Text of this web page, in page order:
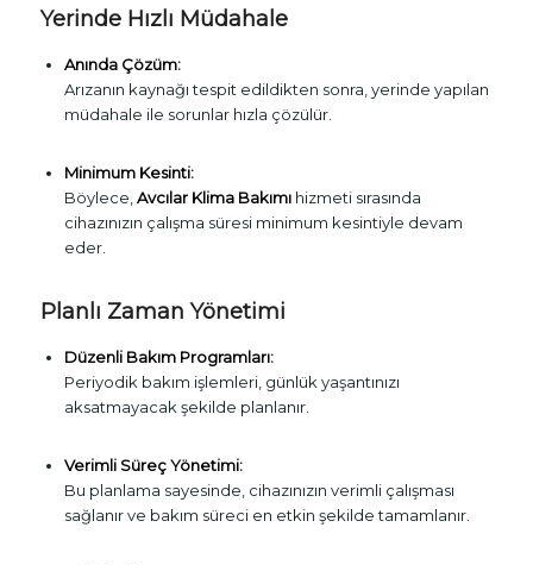
Yerinde Hızlı Müdahale
Anında Çözüm:
Arızanın kaynağı tespit edildikten sonra, yerinde yapılan
müdahale ile sorunlar hızla çözülür.
Minimum Kesinti:
Böylece, Avcılar Klima Bakımıhizmeti sırasında
cihazınızın çalışma süresi minimum kesintiyle devam
eder.
Planlı Zaman Yönetimi
Düzenli Bakım Programları:
Periyodik bakım işlemleri, günlük yaşantınızı
aksatmayacak şekilde planlanır.
Verimli Süreç Yönetimi:
Bu planlama sayesinde, cihazınızın verimli çalışması
sağlanır ve bakım süreci en etkin şekilde tamamlanır.